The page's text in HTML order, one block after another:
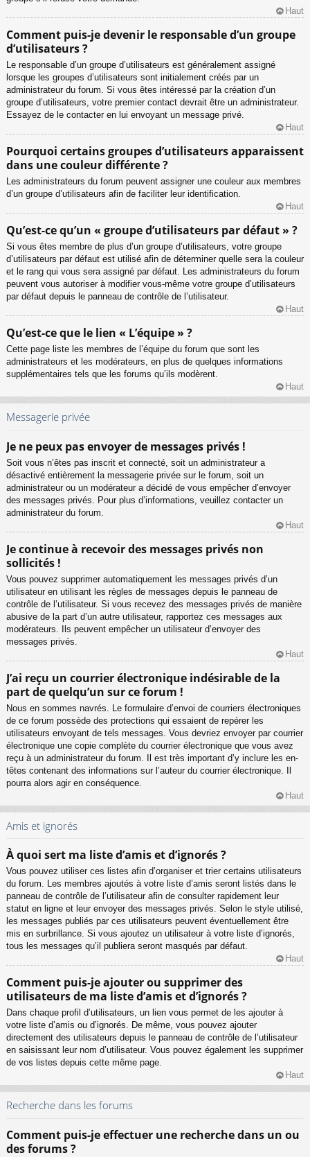
Haut
Comment puis-je devenir le responsable d’un groupe
d’utilisateurs ?
Le responsable d’un groupe d’utilisateurs est généralement assigné
lorsque les groupes d’utilisateurs sont initialement créés par un
administrateur du forum. Si vous êtes intéressé par la création d’un
groupe d’utilisateurs, votre premier contact devrait être un administrateur.
Essayez de le contacter en lui envoyant un message privé.
Haut
Pourquoi certains groupes d’utilisateurs apparaissent
dans une couleur différente ?
Les administrateurs du forum peuvent assigner une couleur aux membres
d’un groupe d’utilisateurs afin de faciliter leur identification.
Haut
Qu’est-ce qu’un « groupe d’utilisateurs par défaut » ?
Si vous êtes membre de plus d’un groupe d’utilisateurs, votre groupe
d’utilisateurs par défaut est utilisé afin de déterminer quelle sera la couleur
et le rang qui vous sera assigné par défaut. Les administrateurs du forum
peuvent vous autoriser à modifier vous-même votre groupe d’utilisateurs
par défaut depuis le panneau de contrôle de l’utilisateur.
Haut
Qu’est-ce que le lien « L’équipe » ?
Cette page liste les membres de l’équipe du forum que sont les
administrateurs et les modérateurs, en plus de quelques informations
supplémentaires tels que les forums qu’ils modèrent.
Haut
Messagerie privée
Je ne peux pas envoyer de messages privés !
Soit vous n’êtes pas inscrit et connecté, soit un administrateur a
désactivé entièrement la messagerie privée sur le forum, soit un
administrateur ou un modérateur a décidé de vous empêcher d’envoyer
des messages privés. Pour plus d’informations, veuillez contacter un
administrateur du forum.
Haut
Je continue à recevoir des messages privés non
sollicités !
Vous pouvez supprimer automatiquement les messages privés d’un
utilisateur en utilisant les règles de messages depuis le panneau de
contrôle de l’utilisateur. Si vous recevez des messages privés de manière
abusive de la part d’un autre utilisateur, rapportez ces messages aux
modérateurs. Ils peuvent empêcher un utilisateur d’envoyer des
messages privés.
Haut
J’ai reçu un courrier électronique indésirable de la
part de quelqu’un sur ce forum !
Nous en sommes navrés. Le formulaire d’envoi de courriers électroniques
de ce forum possède des protections qui essaient de repérer les
utilisateurs envoyant de tels messages. Vous devriez envoyer par courrier
électronique une copie complète du courrier électronique que vous avez
reçu à un administrateur du forum. Il est très important d’y inclure les en-
têtes contenant des informations sur l’auteur du courrier électronique. Il
pourra alors agir en conséquence.
Haut
Amis et ignorés
À quoi sert ma liste d’amis et d’ignorés ?
Vous pouvez utiliser ces listes afin d’organiser et trier certains utilisateurs
du forum. Les membres ajoutés à votre liste d’amis seront listés dans le
panneau de contrôle de l’utilisateur afin de consulter rapidement leur
statut en ligne et leur envoyer des messages privés. Selon le style utilisé,
les messages publiés par ces utilisateurs peuvent éventuellement être
mis en surbrillance. Si vous ajoutez un utilisateur à votre liste d’ignorés,
tous les messages qu’il publiera seront masqués par défaut.
Haut
Comment puis-je ajouter ou supprimer des
utilisateurs de ma liste d’amis et d’ignorés ?
Dans chaque profil d’utilisateurs, un lien vous permet de les ajouter à
votre liste d’amis ou d’ignorés. De même, vous pouvez ajouter
directement des utilisateurs depuis le panneau de contrôle de l’utilisateur
en saisissant leur nom d’utilisateur. Vous pouvez également les supprimer
de vos listes depuis cette même page.
Haut
Recherche dans les forums
Comment puis-je effectuer une recherche dans un ou
des forums ?